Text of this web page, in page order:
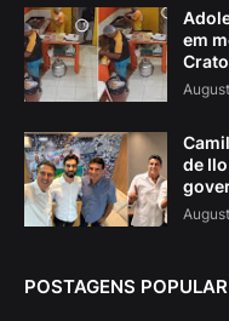
em
de
POSTAGENS